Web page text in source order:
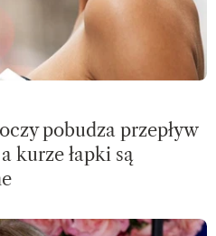
pobudza przepływ
kurze łapki są